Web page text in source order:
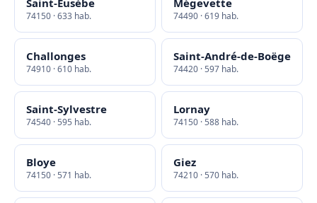
Saint-Eusèbe
74150 · 633 hab.
Mégevette
74490 · 619 hab.
Challonges
74910 · 610 hab.
Saint-André-de-Boëge
74420 · 597 hab.
Saint-Sylvestre
74540 · 595 hab.
Lornay
74150 · 588 hab.
Bloye
74150 · 571 hab.
Giez
74210 · 570 hab.